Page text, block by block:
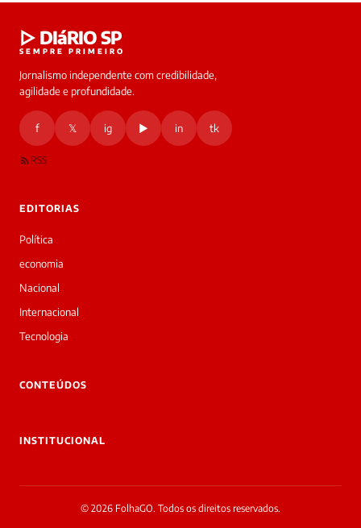
online
Oi!
Bom
dia!
a
Laura,
▷
jornalista
▷ DIáRIO SP
SEMPRE PRIMEIRO
Jornalismo independente com credibilidade,
agilidade e profundidade.
f 𝕏 ig ▶ in tk
RSS
EDITORIAS
Política
economia
Nacional
Internacional
Tecnologia
CONTEÚDOS
INSTITUCIONAL
© 2026 FolhaGO. Todos os direitos reservados.